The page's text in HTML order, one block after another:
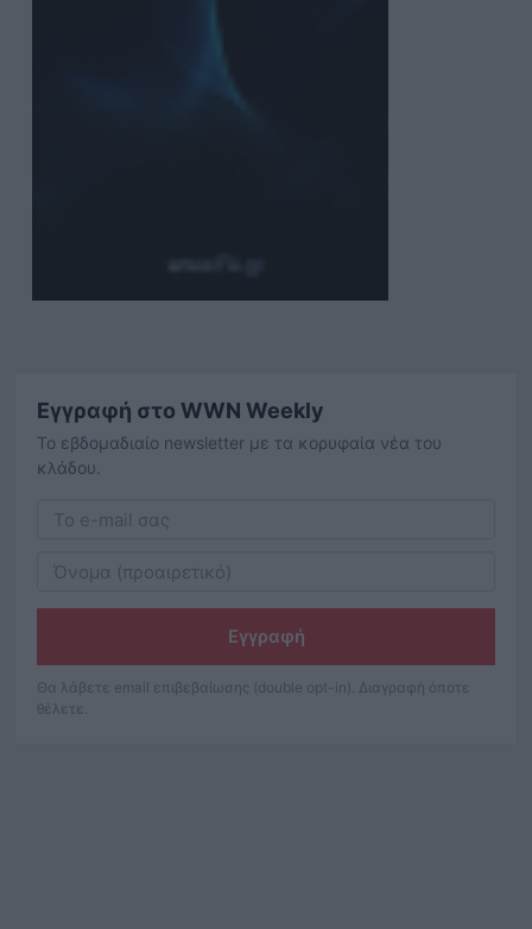
Εγγραφή στο WWN Weekly
Το εβδομαδιαίο newsletter με τα κορυφαία νέα του
κλάδου.
Εγγραφή
Θα λάβετε email επιβεβαίωσης (double opt-in). Διαγραφή όποτε
θέλετε.